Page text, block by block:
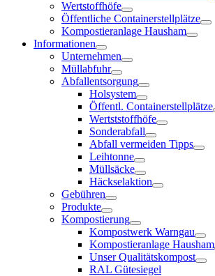
Wertstoffhöfe
Öffentliche Containerstellplätze
Kompostieranlage Hausham
Informationen
Unternehmen
Müllabfuhr
Abfallentsorgung
Holsystem
Öffentl. Containerstellplätze
Wertststoffhöfe
Sonderabfall
Abfall vermeiden Tipps
Leihtonne
Müllsäcke
Häckselaktion
Gebühren
Produkte
Kompostierung
Kompostwerk Warngau
Kompostieranlage Hausham
Unser Qualitätskompost
RAL Gütesiegel